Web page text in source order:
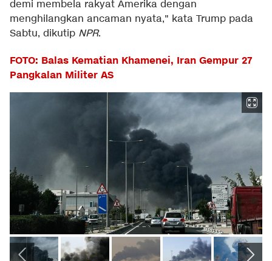
demi membela rakyat Amerika dengan
menghilangkan ancaman nyata," kata Trump pada
Sabtu, dikutip NPR.
FOTO: Balas Kematian Khamenei, Iran Gempur 27
Pangkalan Militer AS